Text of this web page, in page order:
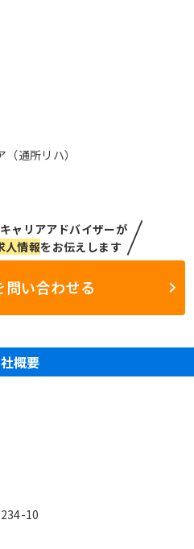
通所リハ）
ャリアアドバイザーが
人情報をお伝えします
問い合わせる
概要
10